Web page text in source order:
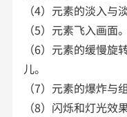
（4）元素的淡入与
（5）元素飞入画面。
（6）元素的缓慢
儿。
（7）元素的爆炸与
（8）闪烁和灯光效果